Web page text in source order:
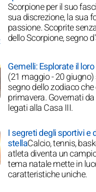
Scorpione per il suo
sua discrezione, la sua
passione. Scoprite
dello Scorpione, segno
Gemelli: Esplorate il
(21 maggio - 20
segno dello zodiaco
primavera. Governati
legati alla Casa III.
I segreti degli sportivi e
stellaCalcio, tennis,
atleta diventa un
tema natale mette in
caratteristiche uniche.